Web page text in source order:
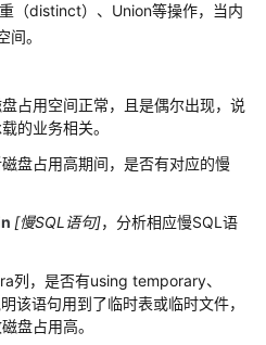
（distinct）、Union等操作，当内
。
占用空间正常，且是偶尔出现，说
的业务相关。
盘占用高期间，是否有对应的慢
[慢SQL语句]，分析相应慢SQL语
列，是否有using temporary、
该语句用到了临时表或临时文件，
盘占用高。